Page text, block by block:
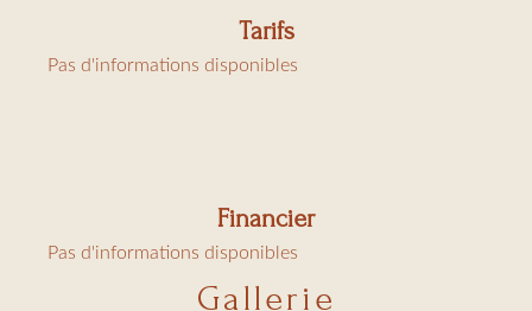
Tarifs
Pas d'informations disponibles
Financier
Pas d'informations disponibles
Gallerie